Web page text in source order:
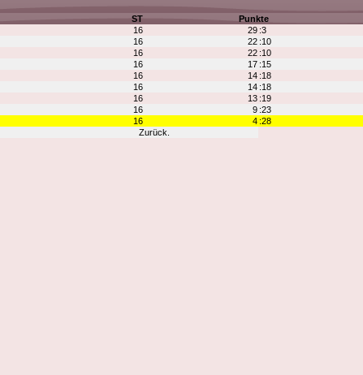
ST
Punkte
16 29 :3
16 22 :10
16 22 :10
16 17 :15
16 14 :18
16 14 :18
16 13 :19
16 9 :23
16 4 :28
Zurück.